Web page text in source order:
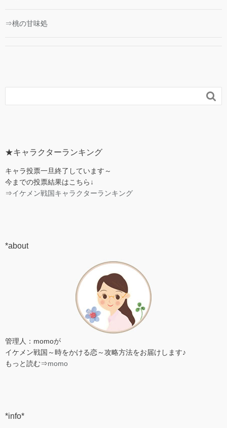
⇒桃の甘味処

★キャラクターランキング
キャラ投票一旦終了しています～
今までの投票結果はこちら↓
⇒イケメン戦国キャラクターランキング
*about
管理人：momoが
イケメン戦国～時をかける恋～攻略方法をお届けします♪
もっと読む⇒momo
*info*